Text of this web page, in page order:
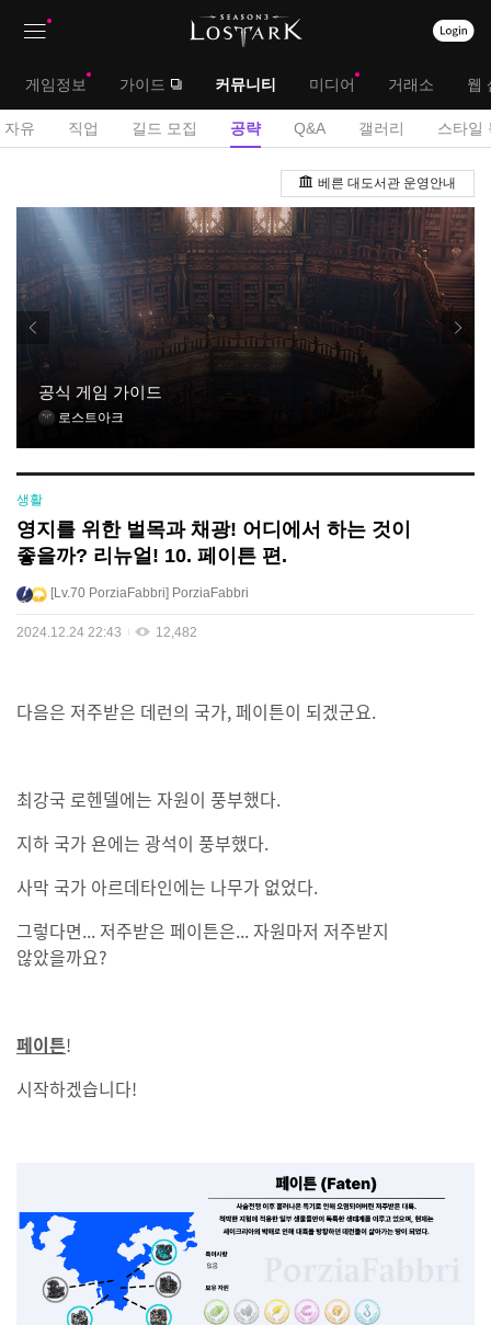
뉴
대
메
게임정보 가이드 커뮤니티 미디어 거래소 웹
서
메
뉴
자유 직업 길드 모집 공략 Q&A 갤러리 스타일
략
판
베른 대도서관 운영안내
공식 게임 가이드
로스트아크
생활
영지를 위한 벌목과 채광! 어디에서 하는 것이
좋을까? 리뉴얼! 10. 페이튼 편.
Lv.70 PorziaFabbri PorziaFabbri
2024.12.24 22:43 12,482
다음은 저주받은 데런의 국가, 페이튼이 되겠군요.
최강국 로헨델에는 자원이 풍부했다.
지하 국가 욘에는 광석이 풍부했다.
사막 국가 아르데타인에는 나무가 없었다.
그렇다면... 저주받은 페이튼은... 자원마저 저주받지
않았을까요?
페이튼!
시작하겠습니다!